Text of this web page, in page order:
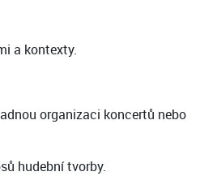
a kontexty.
organizaci koncertů nebo
hudební tvorby.